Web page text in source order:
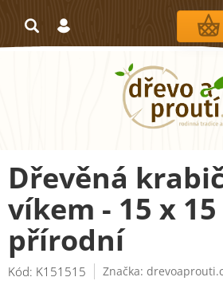
Dřevěná
víkem - 15 x
přírodní
Kód: K151515 Značka: